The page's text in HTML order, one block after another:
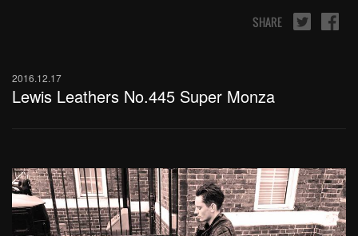
SHARE
2016.12.17
Lewis Leathers No.445 Super Monza